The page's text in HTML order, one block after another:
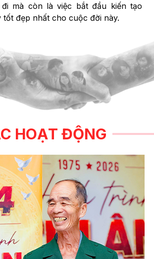
mà còn là việc bắt đầu kiến tạo
tốt đẹp nhất cho cuộc đời này.
HOẠT ĐỘNG